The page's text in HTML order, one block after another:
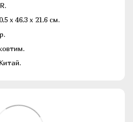
х 46,3 х 21,6 см.